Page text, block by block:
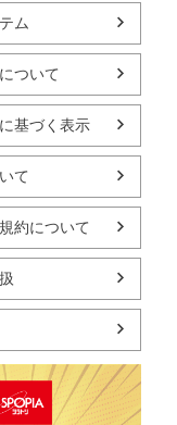
ル
ス
ム
ついて
基づく表示
て
約について